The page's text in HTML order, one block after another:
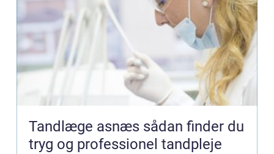
Tandlæge asnæs sådan finder du
tryg og professionel tandpleje